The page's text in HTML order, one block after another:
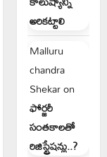
అరికట్టాలి
Malluru
chandra
Shekaron
ఫోర్జరీ
సంతకాలతో
రిజిస్ట్రేషన్లు..?